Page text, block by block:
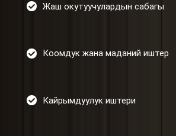
Жаш окутуучулардын сабагы
Коомдук жана маданий иштер
Кайрымдуулук иштери